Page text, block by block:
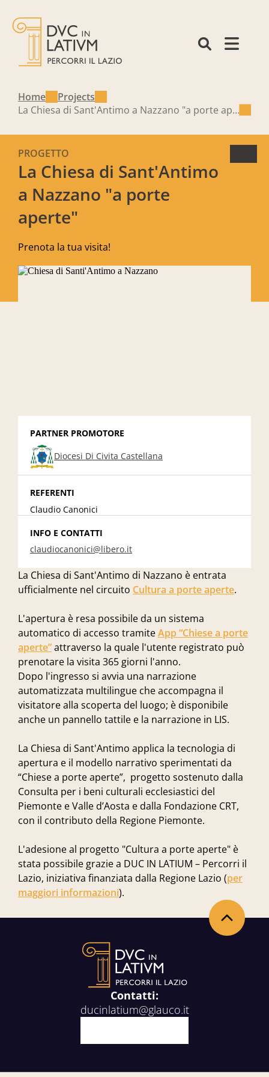
Home
Projects
La Chiesa di Sant'Antimo a Nazzano "a porte aperte"
La Chiesa di Sant'Antimo
a Nazzano "a porte
aperte"
PROGETTO
Prenota la tua visita!
La Chiesa di Sant'Antimo di Nazzano è entrata
ufficialmente nel circuito Cultura a porte aperte.
L'apertura è resa possibile da un sistema
automatico di accesso tramiteApp “Chiese a porte
aperte”attraverso la quale l'utente registrato può
prenotare la visita 365 giorni l'anno.
Dopo l'ingresso si avvia una narrazione
automatizzata multilingue che accompagna il
visitatore alla scoperta del luogo; è disponibile
anche un pannello tattile e la narrazione in LIS.
La Chiesa di Sant'Antimo applica la tecnologia di
apertura e il modello narrativo sperimentati da
“Chiese a porte aperte”, progetto sostenuto dalla
Consulta per i beni culturali ecclesiastici del
Piemonte e Valle d’Aosta e dalla Fondazione CRT,
con il contributo della Regione Piemonte.
L'adesione al progetto "Cultura a porte aperte" è
stata possibile grazie a DUC IN LATIUM – Percorri il
Lazio, iniziativa finanziata dalla Regione Lazio (per
maggiori informazioni).
PARTNER PROMOTORE
Diocesi Di Civita Castellana
REFERENTI
Claudio Canonici
INFO E CONTATTI
claudiocanonici@libero.it
Contatti:
ducinlatium@glauco.it
Back to the top